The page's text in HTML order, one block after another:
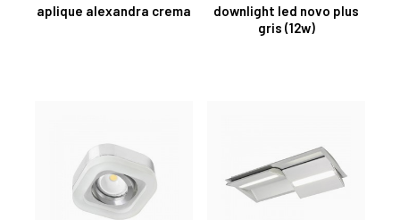
aplique alexandra crema
downlight led novo plus
gris (12w)